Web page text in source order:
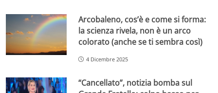
Arcobaleno, cos’è e come si forma:
la scienza rivela, non è un arco
colorato (anche se ti sembra così)
4 Dicembre 2025
“Cancellato”, notizia bomba sul